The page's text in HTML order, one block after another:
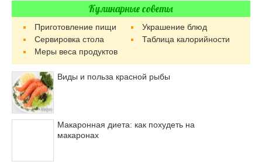
Кулинарные советы
Приготовление пищи
Украшение блюд
Сервировка стола
Таблица калорийности
Меры веса продуктов
Виды и польза красной рыбы
Макаронная диета: как похудеть на
макаронах